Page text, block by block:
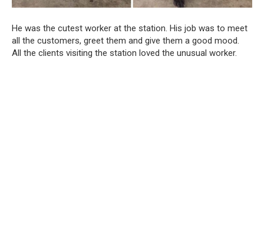
He was the cutest worker at the station. His job was to meet
all the customers, greet them and give them a good mood.
All the clients visiting the station loved the unusual worker.